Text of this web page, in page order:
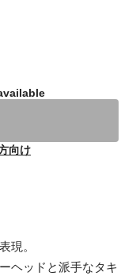
向け
現。
ヘッドと派手なタキ